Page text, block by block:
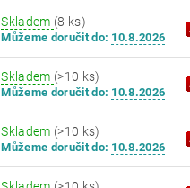
Skladem (8 ks)
Můžeme doručit do: 10.8.2026
Skladem (>10 ks)
Můžeme doručit do: 10.8.2026
Skladem (>10 ks)
Můžeme doručit do: 10.8.2026